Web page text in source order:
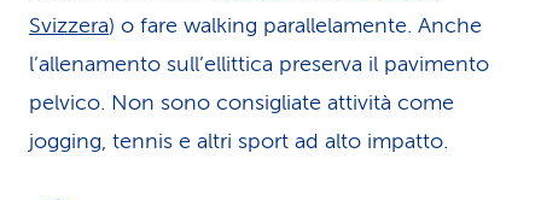
Svizzera) o fare walking parallelamente. Anche
l’allenamento sull’ellittica preserva il pavimento
pelvico. Non sono consigliate attività come
jogging, tennis e altri sport ad alto impatto.